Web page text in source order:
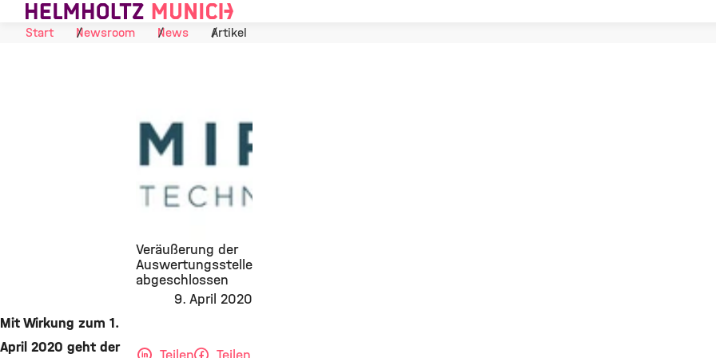
Skip to Content
Start
Newsroom News Artikel
©
Veräußerung der
Auswertungsstelle
abgeschlossen
9. April 2020
Mit Wirkung zum 1.
April 2020 geht der